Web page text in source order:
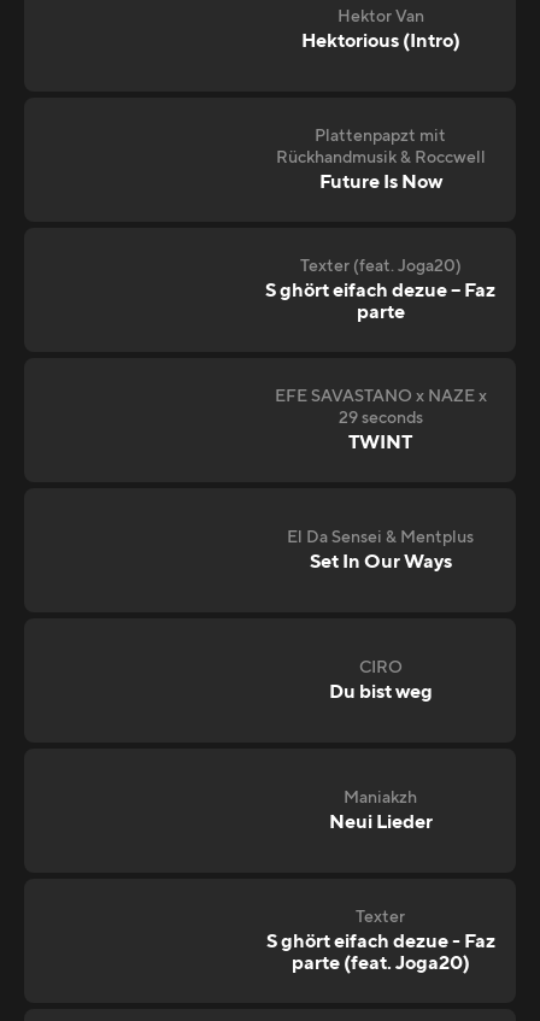
Hektor Van
Hektorious (Intro)
Plattenpapzt mit
Rückhandmusik & Roccwell
Future Is Now
Texter (feat. Joga20)
S ghört eifach dezue – Faz
parte
EFE SAVASTANO x NAZE x
29 seconds
TWINT
El Da Sensei & Mentplus
Set In Our Ways
CIRO
Du bist weg
Maniakzh
Neui Lieder
Texter
S ghört eifach dezue - Faz
parte (feat. Joga20)